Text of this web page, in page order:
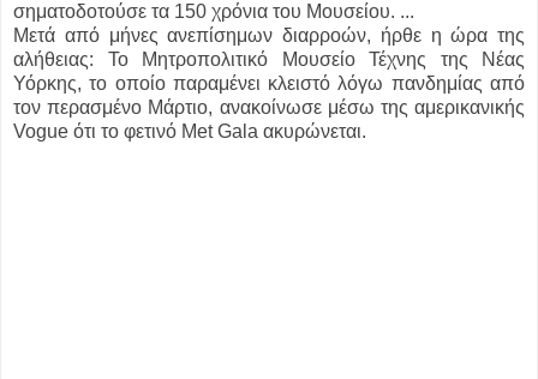
σηματοδοτούσε τα 150 χρόνια του Μουσείου. ...
Μετά από μήνες ανεπίσημων διαρροών, ήρθε η ώρα της
αλήθειας: Το Μητροπολιτικό Μουσείο Τέχνης της Νέας
Υόρκης, το οποίο παραμένει κλειστό λόγω πανδημίας από
τον περασμένο Μάρτιο, ανακοίνωσε μέσω της αμερικανικής
Vogue ότι το φετινό Met Gala ακυρώνεται.